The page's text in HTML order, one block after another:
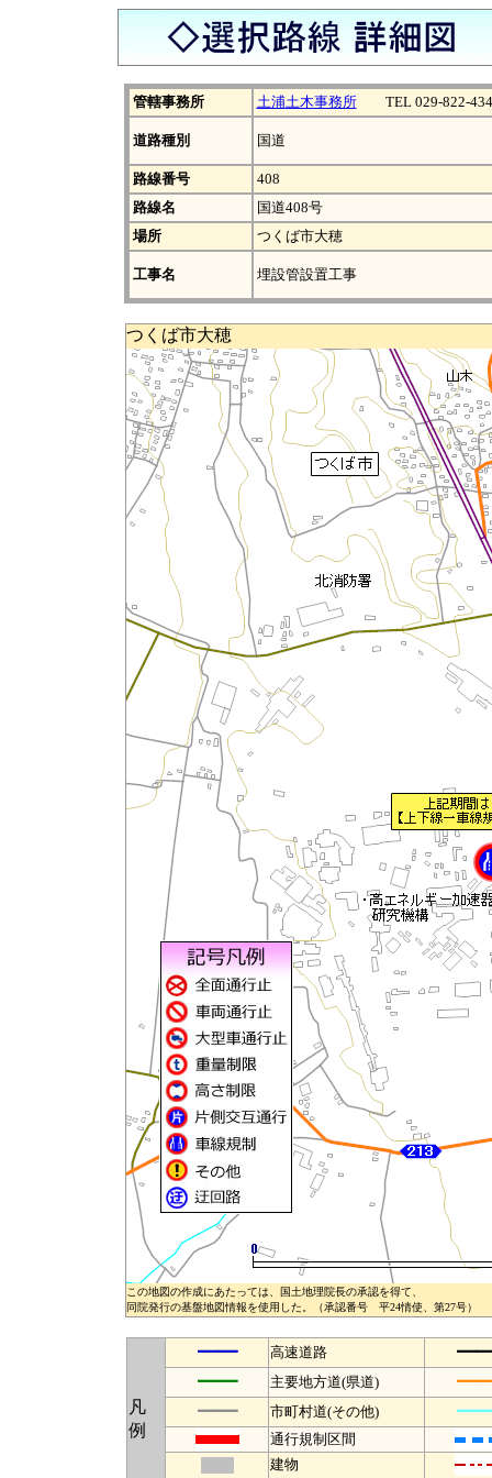
管轄事務所 土浦土木事務所TEL 029-822-
道路種別 国道
路線番号
408
路線名
国道408号
場所
つくば市大穂
工事名 埋設管設置工事
つくば市大穂
この地図の作成にあたっては、国土地理院長の承認を得て、
同院発行の基盤地図情報を使用した。（承認番号 平24情使、第27号）
凡
例
━━ 高速道路
━━
主要地方道(県道)
━━
市町村道(その他)
通行規制区間
建物